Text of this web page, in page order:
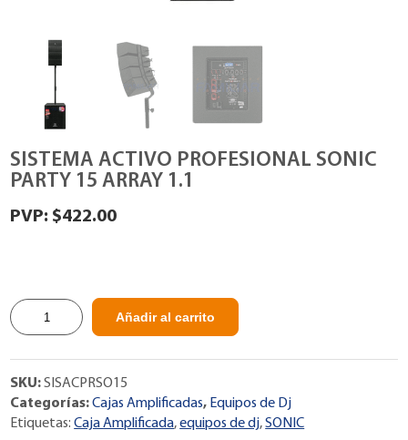
SISTEMA ACTIVO PROFESIONAL SONIC
PARTY 15 ARRAY 1.1
$422.00
SISTEMA
ACTIVO
PARTY
15
ARRAY
Añadir al carrito
SKU:SISACPRSO15
Categorías:Cajas Amplificadas, Equipos de Dj
Etiquetas:Caja Amplificada,equipos de dj,SONIC